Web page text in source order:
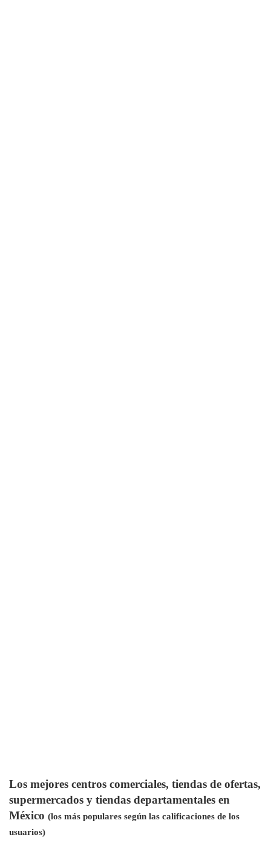
Los mejores centros comerciales, tiendas de ofertas,
supermercados y tiendas departamentales en
México (los más populares según las calificaciones de los
usuarios)